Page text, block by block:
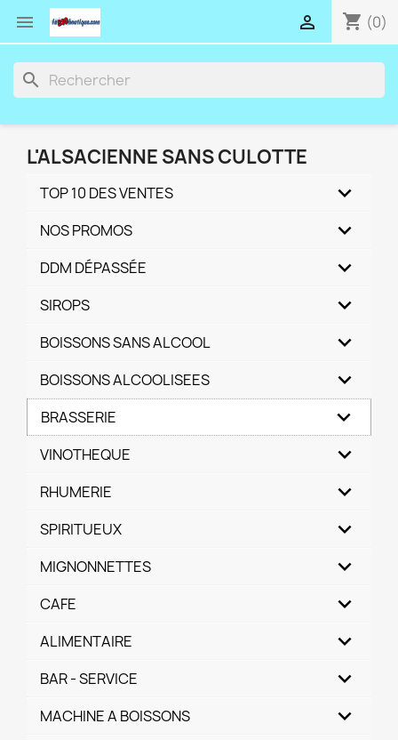
 shopping_cart (0)

search
L'ALSACIENNE SANS CULOTTE
TOP 10 DES VENTES
NOS PROMOS
DDM DÉPASSÉE
SIROPS
BOISSONS SANS ALCOOL
BOISSONS ALCOOLISEES
BRASSERIE
VINOTHEQUE
RHUMERIE
SPIRITUEUX
MIGNONNETTES
CAFE
ALIMENTAIRE
BAR - SERVICE
MACHINE A BOISSONS